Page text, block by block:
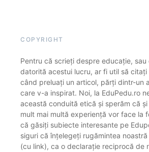
COPYRIGHT
Pentru că scrieți despre educație,
datorită acestui lucru, ar fi util să
când preluați un articol, părți dintr-un
care v-a inspirat. Noi, la EduPedu.ro
această conduită etică și sperăm că
mult mai multă experiență vor face la
că găsiți subiecte interesante pe
siguri că înțelegeți rugămintea
(cu link), ca o declarație reciprocă de